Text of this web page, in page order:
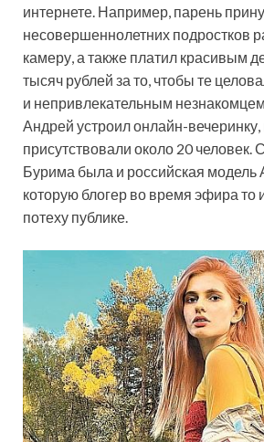
интернете. Например, парень
несовершеннолетних подростков
камеру, а также платил красивым
тысяч рублей за то, чтобы те
и непривлекательным
Андрей устроил онлайн-вечеринку,
присутствовали около 20 человек.
Бурима была и российская
которую блогер во время эфира то
потеху публике.